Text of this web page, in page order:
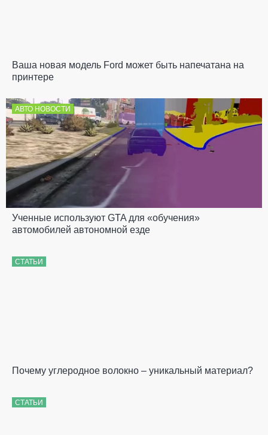
Ваша новая модель Ford может быть напечатана на
принтере
АВТО НОВОСТИ
Ученные используют GTA для «обучения»
автомобилей автономной езде
СТАТЬИ
Почему углеродное волокно – уникальный материал?
СТАТЬИ